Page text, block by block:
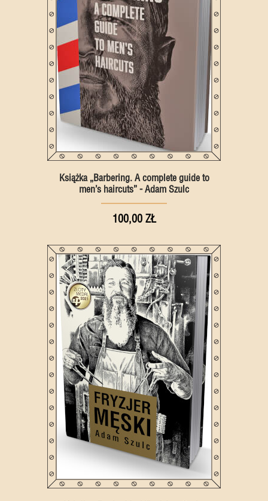
Książka „Barbering. A complete guide to
men’s haircuts” - Adam Szulc
100,00 ZŁ